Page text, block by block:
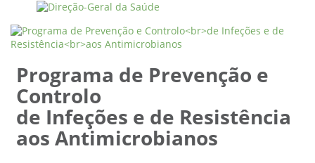
Programa de Prevenção e
Controlo
de Infeções e de Resistência
aos Antimicrobianos